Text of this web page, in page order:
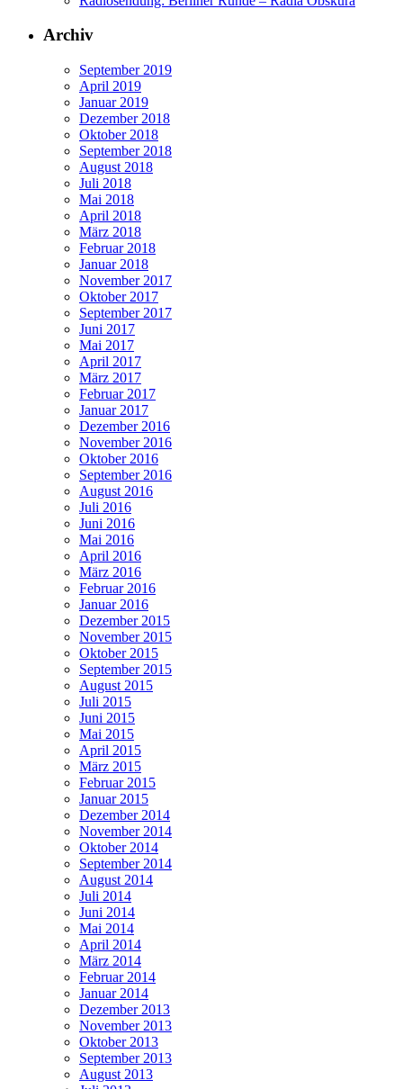
Archiv
September 2019
April 2019
Januar 2019
Dezember 2018
Oktober 2018
September 2018
August 2018
Juli 2018
Mai 2018
April 2018
März 2018
Februar 2018
Januar 2018
November 2017
Oktober 2017
September 2017
Juni 2017
Mai 2017
April 2017
März 2017
Februar 2017
Januar 2017
Dezember 2016
November 2016
Oktober 2016
September 2016
August 2016
Juli 2016
Juni 2016
Mai 2016
April 2016
März 2016
Februar 2016
Januar 2016
Dezember 2015
November 2015
Oktober 2015
September 2015
August 2015
Juli 2015
Juni 2015
Mai 2015
April 2015
März 2015
Februar 2015
Januar 2015
Dezember 2014
November 2014
Oktober 2014
September 2014
August 2014
Juli 2014
Juni 2014
Mai 2014
April 2014
März 2014
Februar 2014
Januar 2014
Dezember 2013
November 2013
Oktober 2013
September 2013
August 2013